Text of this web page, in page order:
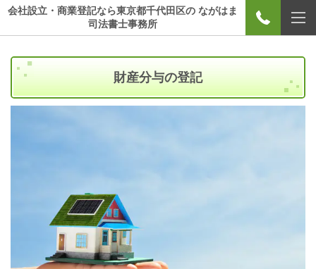
会社設立・商業登記なら東京都千代田区の ながはま
司法書士事務所
財産分与の登記